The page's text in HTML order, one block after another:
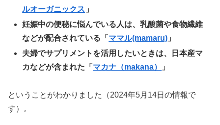
ルオーガニックス 」
妊娠中の便秘に悩んでいる人は、乳酸菌や食物繊維
などが配合されている「 ママル(mamaru) 」
夫婦でサプリメントを活用したいときは、日本産マ
カなどが含まれた「 マカナ（makana） 」
ということがわかりました（2024年5月14日の情報で
す）。